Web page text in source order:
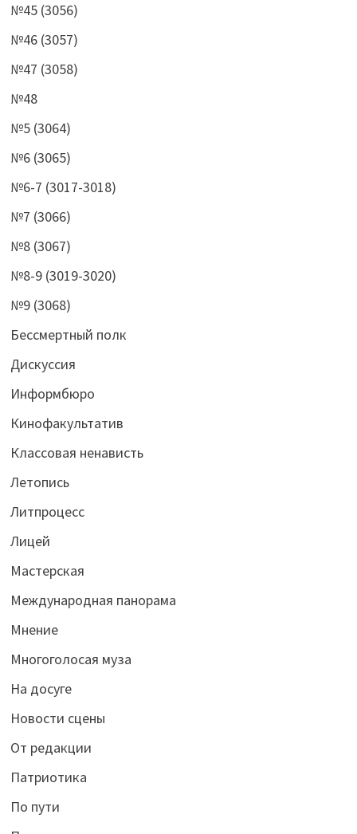
№45 (3056)
№46 (3057)
№47 (3058)
№48
№5 (3064)
№6 (3065)
№6-7 (3017-3018)
№7 (3066)
№8 (3067)
№8-9 (3019-3020)
№9 (3068)
Бессмертный полк
Дискуссия
Информбюро
Кинофакультатив
Классовая ненависть
Летопись
Литпроцесс
Лицей
Мастерская
Международная панорама
Мнение
Многоголосая муза
На досуге
Новости сцены
От редакции
Патриотика
По пути